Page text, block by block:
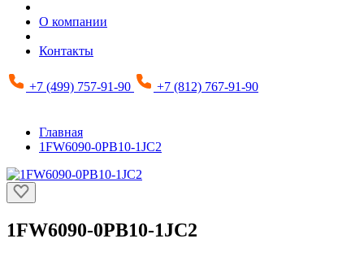
О компании
Контакты
+7 (499) 757-91-90 +7 (812) 767-91-90
Главная
1FW6090-0PB10-1JC2
1FW6090-0PB10-1JC2